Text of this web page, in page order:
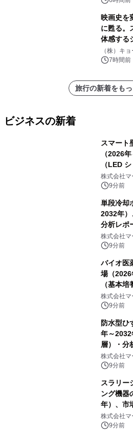
映画史を
に甦る。
体感する
界。ジョ
スペクタ
（株）キ
7時間前
旅行の新着をも
ビジネスの新着
スマート
（2026
（LED
グラフィ
析レポー
株式会社マ
9分前
単段冷却
2032年）
分析レポ
株式会社マ
9分前
バイオ医
場（
（基本
分析レポ
株式会社マ
9分前
防水型ひ
年～2032
層）・分
株式会社マ
9分前
スラリー
ング機器
年）、市
以下、骨
骨材ホッ
株式会社マ
9分前